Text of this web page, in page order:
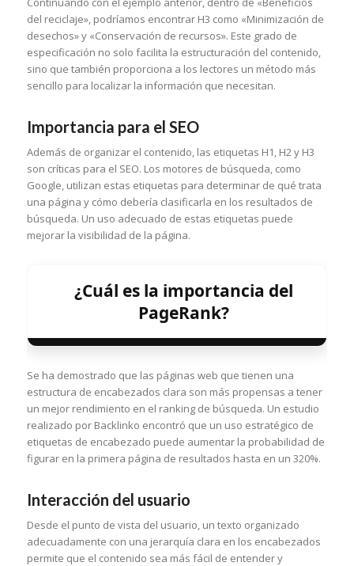
del reciclaje», podríamos encontrar H3 como «Minimización de
desechos» y «Conservación de recursos». Este grado de
especificación no solo facilita la estructuración del contenido,
sino que también proporciona a los lectores un método más
sencillo para localizar la información que necesitan.
Importancia para el SEO
Además de organizar el contenido, las etiquetas H1, H2 y H3
son críticas para el SEO. Los motores de búsqueda, como
Google, utilizan estas etiquetas para determinar de qué trata
una página y cómo debería clasificarla en los resultados de
búsqueda. Un uso adecuado de estas etiquetas puede
mejorar la visibilidad de la página.
¿Cuál es la importancia del
PageRank?
Se ha demostrado que las páginas web que tienen una
estructura de encabezados clara son más propensas a tener
un mejor rendimiento en el ranking de búsqueda. Un estudio
realizado por Backlinko encontró que un uso estratégico de
etiquetas de encabezado puede aumentar la probabilidad de
figurar en la primera página de resultados hasta en un 320%.
Interacción del usuario
Desde el punto de vista del usuario, un texto organizado
adecuadamente con una jerarquía clara en los encabezados
permite que el contenido sea más fácil de entender y